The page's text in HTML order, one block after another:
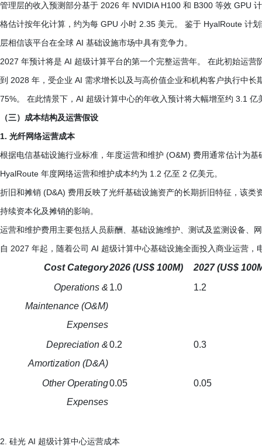
管理层的收入预测部分基于 2026 年 NVIDIA H100 和 B300 等效 GPU
格估计按年化计算，约为每 GPU 小时 2.35 美元。 鉴于 HyalRoute 计
层相信该平台在全球 AI 基础设施市场中具有竞争力。
2027 年预计将是 AI 超级计算平台的第一个完整运营年。 在此初始运
到 2028 年，受企业 AI 需求增长以及与高价值企业和机构客户执行中
75%。 在此情景下，AI 超级计算中心的年收入预计将大幅增至约 3.1 亿
（三）成本结构及运营假设
1. 光纤网络运营成本
根据电信基础设施行业标准，年度运营和维护 (O&M) 费用通常估计为
HyalRoute 年度网络运营和维护成本约为 1.2 亿至 2 亿美元。
折旧和摊销 (D&A) 费用反映了光纤基础设施资产的长期折旧特征，该
持续资本化及摊销的影响。
运营和维护费用主要包括人员薪酬、基础设施维护、测试及监测设备、
自 2027 年起，随着公司 AI 超级计算中心基础设施全面投入商业运营，
Cost Category2026 (US$ 100M)
2027 (US$
Operations &
Maintenance (O&M)
Expenses
1.0 1.2
Depreciation &
Amortization (D&A)
0.2 0.3
Other Operating
Expenses
0.05 0.05
2. 硅光 AI 超级计算中心运营成本